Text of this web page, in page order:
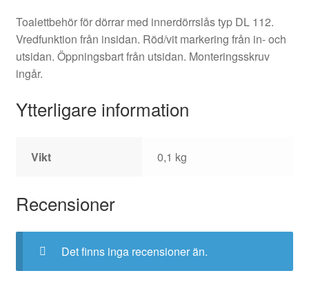
Toalettbehör för dörrar med innerdörrslås typ DL 112.
Vredfunktion från insidan. Röd/vit markering från in- och
utsidan. Öppningsbart från utsidan. Monteringsskruv
ingår.
Ytterligare information
Vikt 0,1 kg
Recensioner
Det finns inga recensioner än.